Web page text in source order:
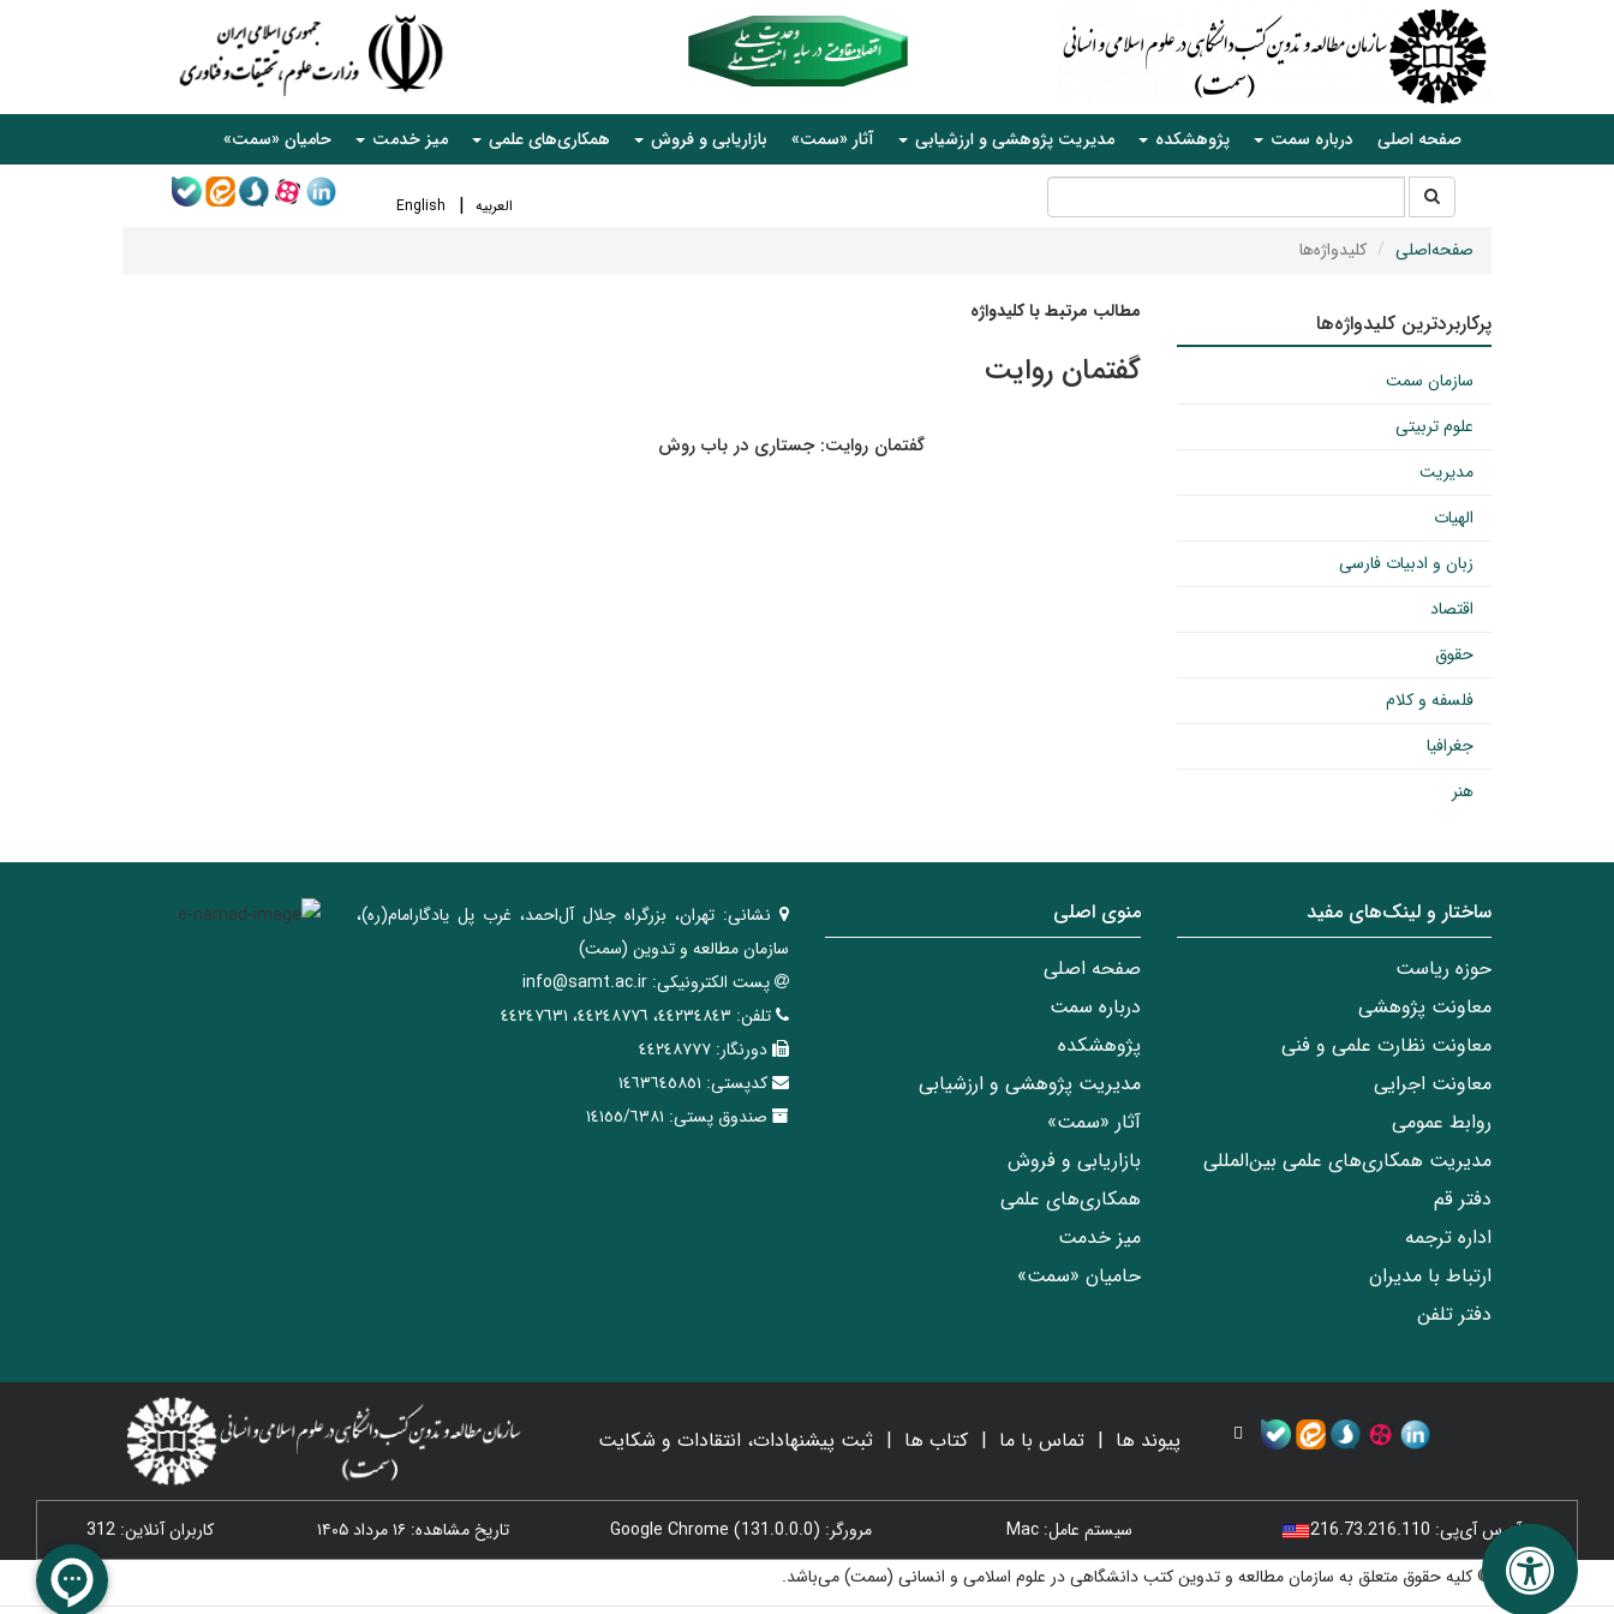
صفحه اصلی درباره سمت پژوهشکده مدیریت پژوهشی و ارزشیابی آثار «سمت» بازاریابی و فروش همکاری‌های علمی میز خدمت حامیان «سمت»
العربیه English جستجو
در
سایتصفحه‌اصلی کلیدواژه‌ها
مطالب مرتبط با کلیدواژه
گفتمان روایت
گفتمان روایت: جستاری در باب روش
پرکاربردترین کلیدواژه‌ها
سازمان سمت
علوم تربیتی
مدیریت
الهیات
زبان و ادبیات فارسی
اقتصاد
حقوق
فلسفه و کلام
جغرافیا
هنر
ساختار‌‌ و‌‌ لینک‌های مفید
حوزه ریاست
معاونت پژوهشی
معاونت نظارت علمی و فنی
معاونت اجرایی
روابط عمومی
مدیریت همکاری‌های علمی بین‌المللی
دفتر قم
اداره ترجمه
ارتباط با مدیران
دفتر تلفن
منوی اصلی
صفحه اصلی
درباره سمت
پژوهشکده
مدیریت پژوهشی و ارزشیابی
آثار «سمت»
بازاریابی و فروش
همکاری‌های علمی
میز خدمت
حامیان «سمت»
نشانی: تهران، ‌بزرگراه ‌جلال آل‌احمد، غرب پل يادگار‌امام(ره)‌،
سازمان مطالعه و تدوین‌ (سمت)
پست الکترونیکی: info@samt.ac.ir
تلفن: ٤٤٢٣٤٨٤٣، ٤٤٢٤٨٧٧٦، ٤٤٢٤٧٦٣١
دورنگار: ٤٤٢٤٨٧٧٧
کدپستی: ١٤٦٣٦٤٥٨٥١
صندوق پستی: ١٤١٥٥/٦٣٨١
پیوند ها تماس با ما کتاب ها ثبت پیشنهادات، انتقادات و شکایت
آدرس آی‌پی: 216.73.216.110 سیستم عامل: Mac مرورگر: Google Chrome (131.0.0.0) تاریخ مشاهده: ۱۶ مرداد ۱۴۰۵
کاربران آنلاین: 312
© کلیه حقوق متعلق به سازمان مطالعه و تدوین کتب دانشگاهی در علوم اسلامی و انسانی (سمت) می‌باشد.